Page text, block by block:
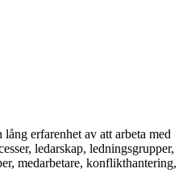
erfarenhet av att arbeta med
ledarskap, ledningsgrupper,
medarbetare, konflikthantering,